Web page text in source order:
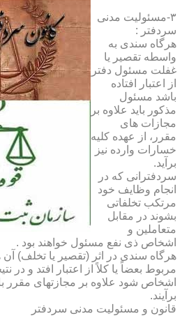
۳-مسئولیت مدنی
سردفتر :
هرگاه سندی به
واسطه تقصیر یا
غفلت مسئول دفتر
از اعتبار افتاده
باشد مسئول
مذکور باید علاوه بر
مجازات های
مقرر، از عهده کلیه
خسارات وارده نیز
برآید.
سردفترانی که در
انجام وظایف خود
مرتکب تخلفاتی
بشوند در مقابل
متعاملین و
اشخاص ذی نفع مسئول خواهند بود .
هرگاه سندی در اثر (تقصیر یا تخلف) آن
مربوط بعضاً یا کلاً از اعتبار افتد و در
اشخاص شود علاوه بر مجازتهای مقرر
برآیند.
قانون و مسئولیت مدنی سردفتر